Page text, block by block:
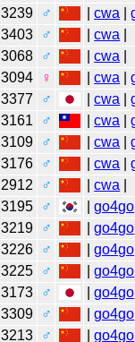
3239 ♂ |cwa |
3403 ♂ |cwa
3068 ♂ |cwa
3094 ♀ |cwa |
3377 ♂ |cwa |
3161 ♂ |cwa |
3109 ♂ |cwa |
3176 ♂ |cwa |
2912 ♂ |cwa
3195 ♂ |go4go
3219 ♂ |go4go
3226 ♂ |go4go
3225 ♂ |go4go
3173 ♂ |go4go
3309 ♂ |go4go
3213 ♂ |go4go